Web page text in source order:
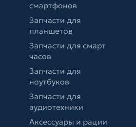
смартфонов
Запчасти для
планшетов
Запчасти для смарт
часов
Запчасти для
ноутбуков
Запчасти для
аудиотехники
Аксессуары и рации